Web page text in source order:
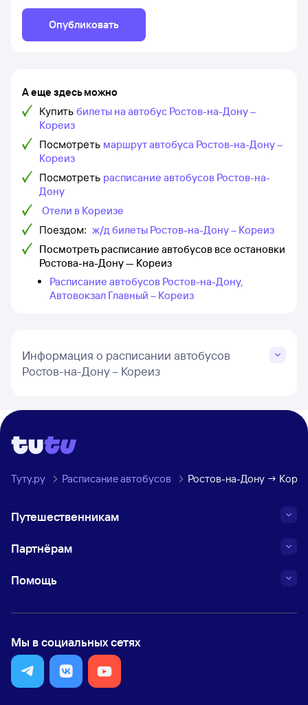
Опубликовать
А еще здесь можно
Купить билеты на автобус Ростов-на-Дону –
Кореиз
Посмотреть маршрут автобуса Ростов-на-Дону –
Кореиз
Посмотреть расписание автобусов Ростов-на-
Дону
Отели в Кореизе
Поездом: ж/д билеты Ростов-на-Дону – Кореиз
Посмотреть расписание автобусов все остановки
Ростова-на-Дону — Кореиз
Расписание автобусов Ростов-на-Дону,
Автовокзал Главный – Кореиз
Информация о расписании автобусов
Ростов-на-Дону – Кореиз
Туту.ру Расписание автобусов Ростов-на-Дону →
Путешественникам
Партнёрам
Помощь
Мы в социальных сетях